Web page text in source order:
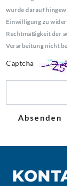
wurde darauf
Einwilligung zu
Rechtmäßigkeit der
Verarbeitung nicht
Captcha
Absenden